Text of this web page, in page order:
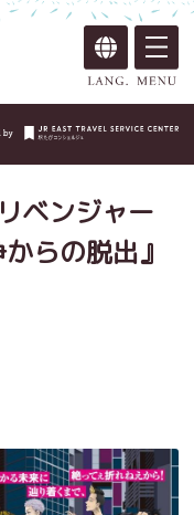
ベンジャー
らの脱出』